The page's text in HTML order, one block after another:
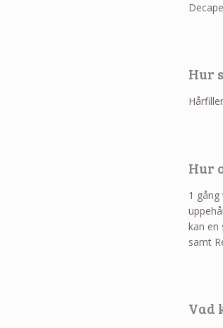
Hur
Hur
1
kan en
samt
Vad